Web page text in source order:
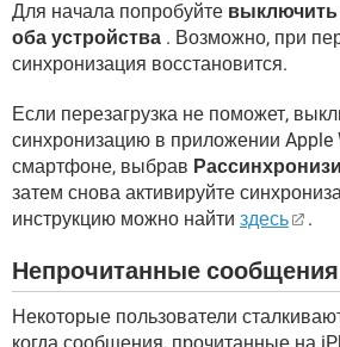
Для начала попробуйте выключить
оба устройства . Возможно, при
синхронизация восстановится.
Если перезагрузка не поможет,
синхронизацию в приложении Apple
смартфоне, выбрав
затем снова активируйте
инструкцию можно найти здесь .
Непрочитанные сообщения
Некоторые пользователи
когда сообщения, прочитанные на